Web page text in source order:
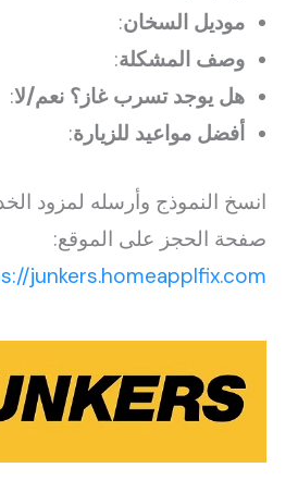
موديل السخان:
وصف المشكلة:
هل يوجد تسرب غاز؟ نعم/لا:
أفضل مواعيد للزيارة:
انسخ النموذج وأرسله لمزود
صفحة الحجز على الموقع:
junkers.homeapplfix.com/